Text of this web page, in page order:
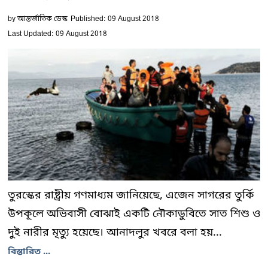
byআন্তর্জাতিক ডেস্ক Published: 09 August 2018
Last Updated: 09 August 2018
তুরস্কের রাষ্ট্রীয় গণমাধ্যম জানিয়েছে, এজেন সাগরের তুর্কি
উপকূলে অভিবাসী বোঝাই একটি নৌকাডুবিতে সাত শিশু ও
দুই নারীর মৃত্যু হয়েছে। আনাদলুর খবরে বলা হয়...
বিস্তারিত ...